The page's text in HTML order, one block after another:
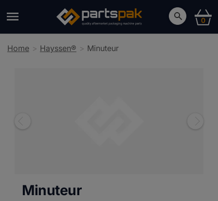
0
Home Hayssen® Minuteur
Minuteur